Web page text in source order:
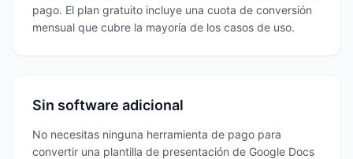
pago. El plan gratuito incluye una cuota de conversión
mensual que cubre la mayoría de los casos de uso.
Sin software adicional
No necesitas ninguna herramienta de pago para
convertir una plantilla de presentación de Google Docs